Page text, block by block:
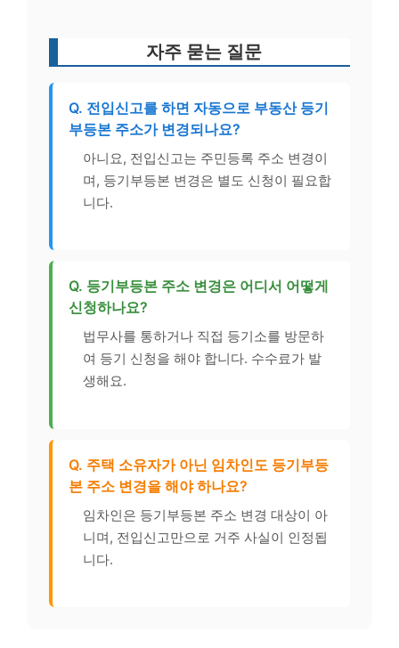
자주 묻는 질문
Q. 전입신고를 하면 자동으로 부동산 등기
부등본 주소가 변경되나요?
아니요, 전입신고는 주민등록 주소 변경이
며, 등기부등본 변경은 별도 신청이 필요합
니다.
Q. 등기부등본 주소 변경은 어디서 어떻게
신청하나요?
법무사를 통하거나 직접 등기소를 방문하
여 등기 신청을 해야 합니다. 수수료가 발
생해요.
Q. 주택 소유자가 아닌 임차인도 등기부등
본 주소 변경을 해야 하나요?
임차인은 등기부등본 주소 변경 대상이 아
니며, 전입신고만으로 거주 사실이 인정됩
니다.